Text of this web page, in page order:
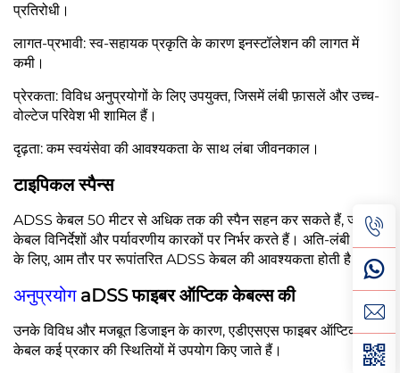
प्रतिरोधी।
लागत-प्रभावी: स्व-सहायक प्रकृति के कारण इनस्टॉलेशन की लागत में
कमी।
प्रेरकता: विविध अनुप्रयोगों के लिए उपयुक्त, जिसमें लंबी फ़ासलें और उच्च-
वोल्टेज परिवेश भी शामिल हैं।
दृढ़ता: कम स्वयंसेवा की आवश्यकता के साथ लंबा जीवनकाल।
टाइपिकल स्पैन्स
ADSS केबल 50 मीटर से अधिक तक की स्पैन सहन कर सकते हैं, जो
केबल विनिर्देशों और पर्यावरणीय कारकों पर निर्भर करते हैं। अति-लंबी स्पैन
के लिए, आम तौर पर रूपांतरित ADSS केबल की आवश्यकता होती है।
अनुप्रयोग aDSS फाइबर ऑप्टिक केबल्स की
उनके विविध और मजबूत डिजाइन के कारण, एडीएसएस फाइबर ऑप्टिक
केबल कई प्रकार की स्थितियों में उपयोग किए जाते हैं।